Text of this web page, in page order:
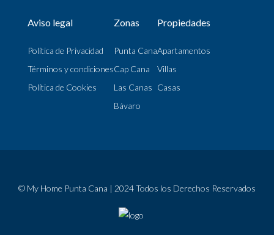
Aviso legal
Política de Privacidad
Términos y condiciones
Política de Cookies
Zonas
Punta Cana
Cap Cana
Las Canas
Bávaro
Propiedades
Apartamentos
Villas
Casas
© My Home Punta Cana | 2024 Todos los Derechos Reservados